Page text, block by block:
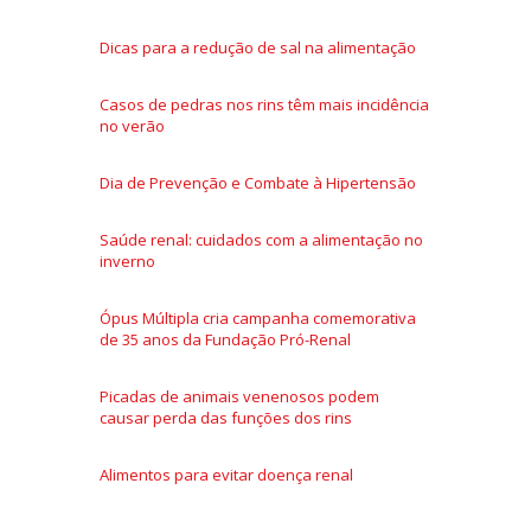
Dicas para a redução de sal na alimentação
Casos de pedras nos rins têm mais incidência
no verão
Dia de Prevenção e Combate à Hipertensão
Saúde renal: cuidados com a alimentação no
inverno
Ópus Múltipla cria campanha comemorativa
de 35 anos da Fundação Pró-Renal
Picadas de animais venenosos podem
causar perda das funções dos rins
Alimentos para evitar doença renal